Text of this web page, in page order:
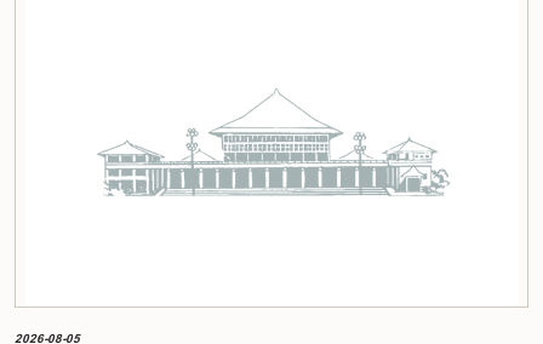
இச்செயலமர்வு தொடருக்கான அபிவிருத்தி பங்காளராக அனுசரணை வழங்கும் CII (Coalition for
Inclusive Impact) நிறுவனத்தின் பிரதிநிதிகளும் கலந்துகொண்டனர்.இந்த செயலமர்வில் பங்கேற்க
விரும்பும் கம்பஹா மாவட்டத்தைச் சேர்ந்த 18 – 35 வயதுக்குட்பட்ட இளைஞர், யுவதிகள் இங்கே
தரப்பட்டுள்ள https://forms.gle/aVp5UzhLbtPSmVap8 இணைப்பின் ஊடாக உரிய விண்ணப்பப்
படிவத்தை பூர்த்தி செய்து பதிவு செய்யுமாறு கேட்டுக்கொள்ளப்படுகின்றனர்.
2026-08-05